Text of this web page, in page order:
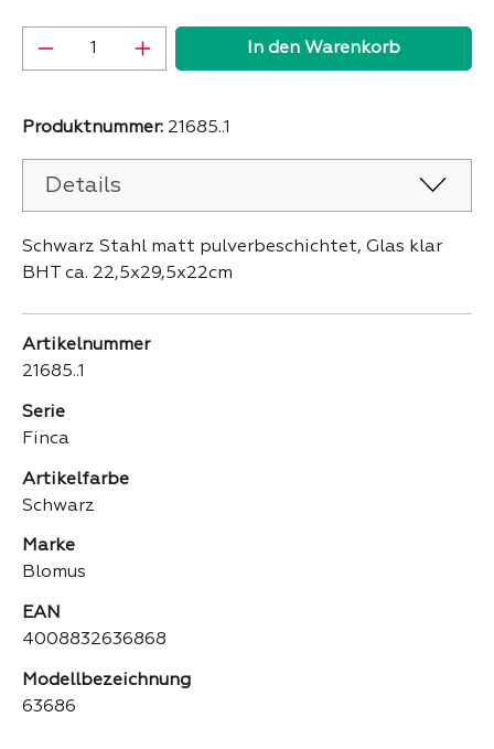
Produkt Anzahl: Gib den gewünschten
In den Warenkorb
Produktnummer: 21685..1
Details
Schwarz Stahl matt pulverbeschichtet, Glas klar
BHT ca. 22,5x29,5x22cm
Artikelnummer
21685..1
Serie
Finca
Artikelfarbe
Schwarz
Marke
Blomus
EAN
4008832636868
Modellbezeichnung
63686